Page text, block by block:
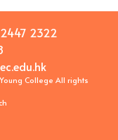
2447 2322
College All rights